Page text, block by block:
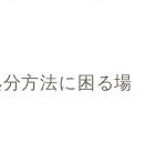
方法に困る場